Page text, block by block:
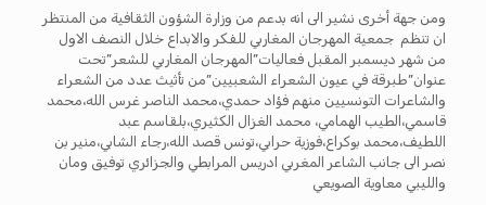
ومن جهة أخرى نشير الى انه بدعم من وزارة الشؤون الثقافية من المنتظر
ان تنظم جمعية المهرجان المغاربي للفكر والابداع خلال النصف الاول
من شهر ديسمبر المقبل فعاليات”المهرجان المغاربي للشعر”تحت
عنوان”طبرقة في عيون الشعراء الشعبيين”من تأثيث عدد من الشعراء
والشاعرات التونسيين منهم فؤاد حمدي،محمد الناصر غرس الله،محمد
قاسمي،الطيب الهمامي، محمد الغزال الكثيري،بلقاسم عبد
اللطيف،محمد بوكراع،فوزية حرابي،تونس قصد الله،رجاء الشابي،منير بن
نصر الى جانب الشاعر المغربي ادريس المرابطي والجزائري توفيق ومان
والليبي معاوية الصويعي